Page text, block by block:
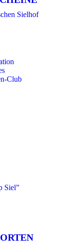
Sielhof
Club
Siel”